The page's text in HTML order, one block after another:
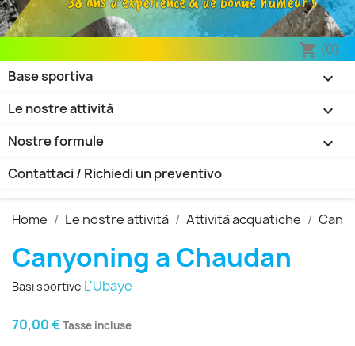
shopping_cart (0)

Base sportiva

Le nostre attività

Nostre formule
Contattaci / Richiedi un preventivo
Home Le nostre attività Attività acquatiche
Canyoning a Chaudan
Basi sportive L'Ubaye
70,00 €Tasse incluse